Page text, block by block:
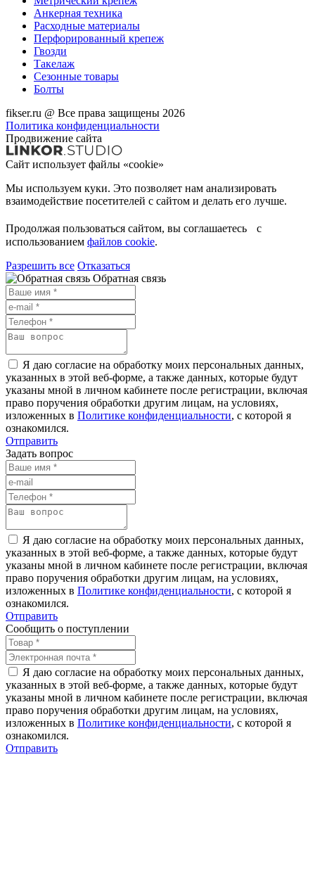
Анкерная техника
Расходные материалы
Перфорированный крепеж
Гвозди
Такелаж
Сезонные товары
Болты
fikser.ru @ Все права защищены 2026
Политика конфиденциальности
Продвижение сайта
Сайт использует файлы «cookie»
Мы используем куки. Это позволяет нам анализировать
взаимодействие посетителей с сайтом и делать его лучше.
Продолжая пользоваться сайтом, вы соглашаетесь с
использованием файлов cookie.
Разрешить все Отказаться
Обратная связь
Я даю согласие на обработку моих персональных данных,
указанных в этой веб-форме, а также данных, которые будут
указаны мной в личном кабинете после регистрации, включая
право поручения обработки другим лицам, на условиях,
изложенных в Политике конфиденциальности, с которой я
ознакомился.
Отправить
Задать вопрос
Я даю согласие на обработку моих персональных данных,
указанных в этой веб-форме, а также данных, которые будут
указаны мной в личном кабинете после регистрации, включая
право поручения обработки другим лицам, на условиях,
изложенных в Политике конфиденциальности, с которой я
ознакомился.
Отправить
Сообщить о поступлении
Я даю согласие на обработку моих персональных данных,
указанных в этой веб-форме, а также данных, которые будут
указаны мной в личном кабинете после регистрации, включая
право поручения обработки другим лицам, на условиях,
изложенных в Политике конфиденциальности, с которой я
ознакомился.
Отправить